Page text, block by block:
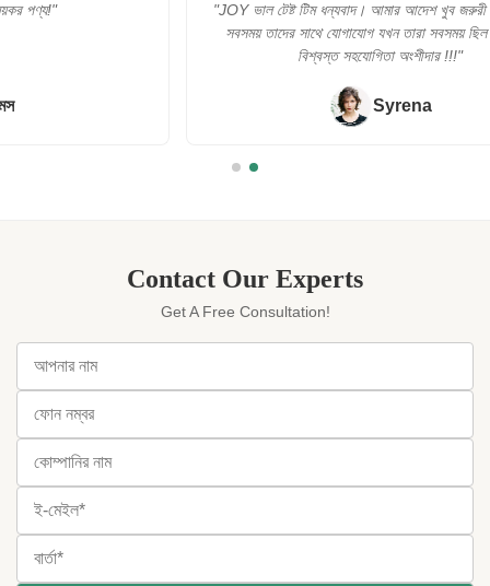
"JOY ভাল টেষ্ট টিম ধন্যবাদ। আমার আদেশ খুব জরুরী। এবং আমি
সবসময় তাদের সাথে যোগাযোগ যখন তারা সবসময় ছিল। সত্যিই
বিশ্বস্ত সহযোগিতা অংশীদার !!!"
Syrena
Contact Our Experts
Get A Free Consultation!